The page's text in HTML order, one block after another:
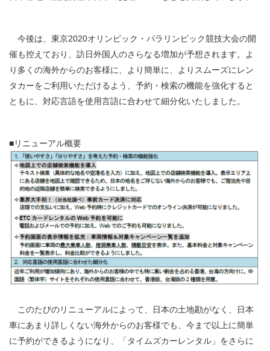
今後は、東京2020オリンピック・パラリンピック競技大会の開
催も控えており、訪日外国人のさらなる増加が予想されます。よ
り多くの海外からのお客様に、より簡単に、よりスムーズにレン
タカーをご利用いただけるよう、予約・検索の機能を強化すると
ともに、対応言語を使用言語に合わせて細分化いたしました。
■リニューアル概要
このたびのリニューアルによって、日本の土地勘がなく、日本
車にあまり詳しくない海外からのお客様でも、今まで以上に簡単
に予約ができるようになり、「タイムズカーレンタル」をさらに